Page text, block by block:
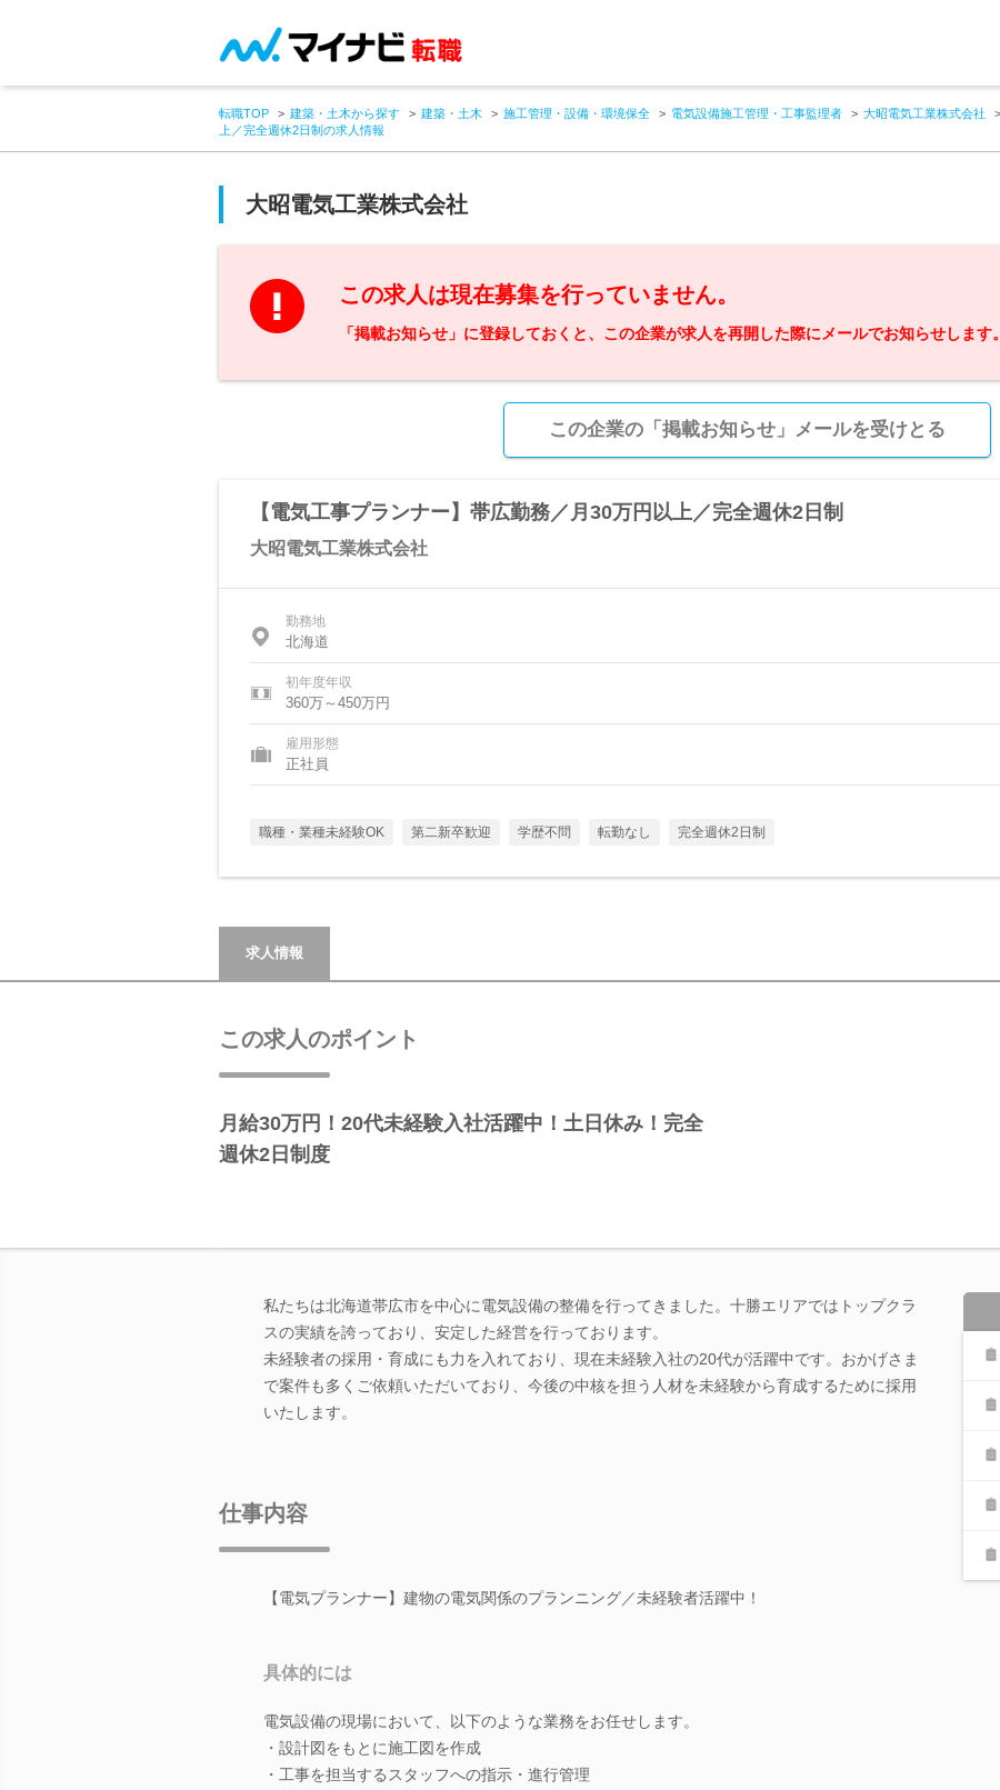
転職TOP 建築・土木から探す 建築・土木 施工管理・設備・環境保全 電気設備施工管理・工事監理者 大昭電気工業株式会社
上／完全週休2日制の求人情報
大昭電気工業株式会社
この求人は現在募集を行っていません。
「掲載お知らせ」に登録しておくと、この企業が求人を再開した際にメールでお知らせします。
この企業の「掲載お知らせ」メールを受けとる
【電気工事プランナー】帯広勤務／月30万円以上／完全週休2日制
大昭電気工業株式会社
勤務地
北海道
初年度年収
360万～450万円
雇用形態
正社員
職種・業種未経験OK 第二新卒歓迎 学歴不問 転勤なし 完全週休2日制
求人情報
この求人のポイント
月給30万円！20代未経験入社活躍中！土日休み！完全
週休2日制度
私たちは北海道帯広市を中心に電気設備の整備を行ってきました。十勝エリアではトップクラ
スの実績を誇っており、安定した経営を行っております。
未経験者の採用・育成にも力を入れており、現在未経験入社の20代が活躍中です。おかげさま
で案件も多くご依頼いただいており、今後の中核を担う人材を未経験から育成するために採用
いたします。
仕事内容
【電気プランナー】建物の電気関係のプランニング／未経験者活躍中！
具体的には
電気設備の現場において、以下のような業務をお任せします。
・設計図をもとに施工図を作成
・工事を担当するスタッフへの指示・進行管理